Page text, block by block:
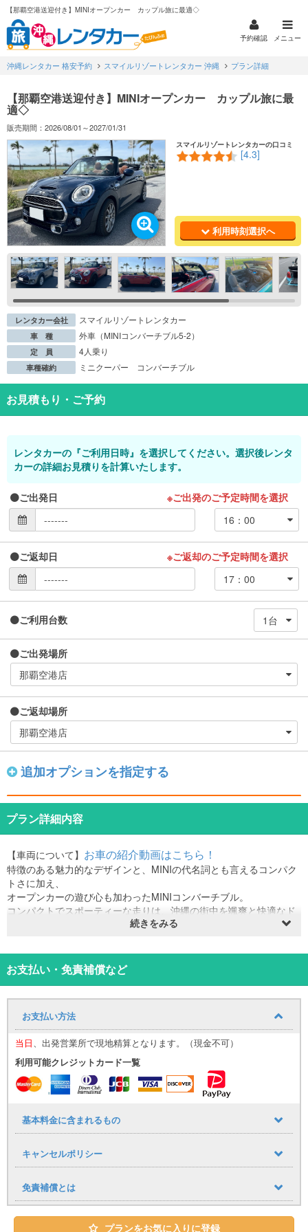
【那覇空港送迎付き】MINIオープンカー カップル旅に最適◇
予約確認 メニュー
沖縄レンタカー 格安予約 スマイルリゾートレンタカー 沖縄 プラン詳細
【那覇空港送迎付き】MINIオープンカー カップル旅に最
適◇
販売期間：2026/08/01～2027/01/31
スマイルリゾートレンタカーの口コミ
[4.3]
利用時刻選択へ
レンタカー会社 スマイルリゾートレンタカー
車 種 外車（MINIコンバーチブル5-2）
定 員 4人乗り
車種確約 ミニクーパー コンバーチブル
お見積もり・ご予約
レンタカーの『ご利用日時』を選択してください。選択後レンタ
カーの詳細お見積りを計算いたします。
ご出発日 ※ご出発のご予定時間を選択
ご返却日 ※ご返却のご予定時間を選択
ご利用台数
ご出発場所
ご返却場所
追加オプションを指定する
プラン詳細内容
【車両について】 お車の紹介動画はこちら！
特徴のある魅力的なデザインと、MINIの代名詞とも言えるコンパク
トさに加え、
オープンカーの遊び心も加わったMINIコンバーチブル。
コンパクトでスポーティーな走りは、沖縄の街中を颯爽と快適なド
くれる最適な車です。
※色の指定はできかねますのでご了承ください。
⸻
那覇空港までの送迎サービスを追加料金なしでご利用いただけま
す。
■ 運行時間
9:30〜17:30（1時間おきに運行）
到着時間に応じて、最寄りの送迎便にてご案内いたします。
（例：９：００までに那覇空港に到着→９：３０発の送迎便）
下さい。
■ 乗車場所
⸻
当日のご案内は公式LINEを使用いたします。
・LINE ID：@661gpual
・LINEリンク：https://lin.ee/lcfZd4o
公式LINE登録の際に下記情報をメッセージでお送りください。
続きをみる
お支払い・免責補償など
お支払い方法
当日
、出発営業所で現地精算となります。（現金不可）
利用可能クレジットカード一覧
基本料金に含まれるもの
キャンセルポリシー
免責補償とは
プランをお気に入りに登録